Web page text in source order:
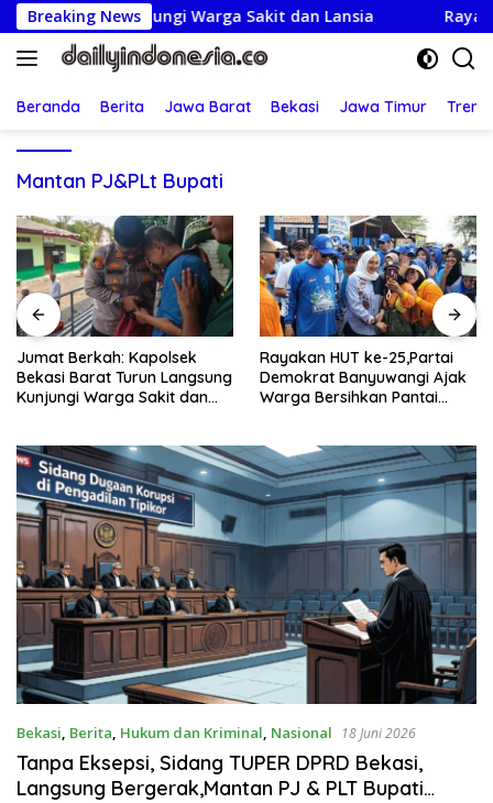
Langsung
ke
konten
Breaking News
Kunjungi Warga Sakit dan Lansia Rayakan
Beranda Berita Jawa Barat Bekasi Jawa Timur
Mantan PJ&PLt Bupati
Rayakan HUT ke-25,Partai
Demokrat Banyuwangi Ajak
Warga Bersihkan Pantai
Lapor Ancaman Bunuh-
Racun: Istri Tersangka Pungli
Rp80 Juta Diperiksa, Oknum
Bekasi, Berita, Hukum dan Kriminal, Nasional 18 Juni 2026
Tanpa Eksepsi, Sidang TUPER DPRD Bekasi,
Langsung Bergerak,Mantan PJ & PLT Bupati